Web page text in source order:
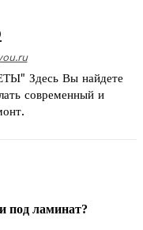
Здесь Вы найдете
современный и
под ламинат?